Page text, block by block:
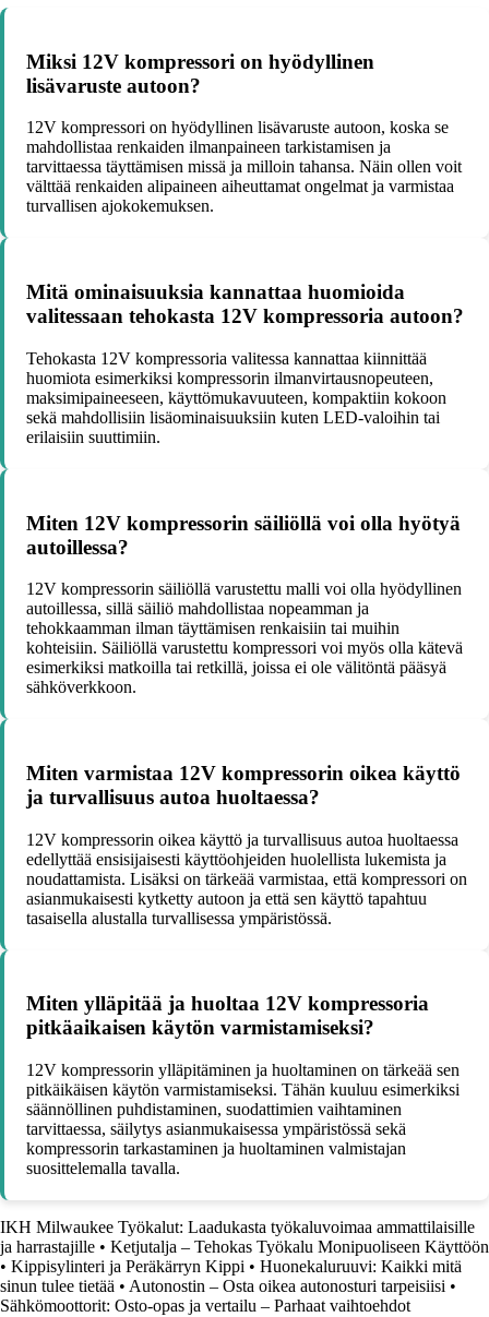
Miksi 12V kompressori on hyödyllinen
lisävaruste autoon?
12V kompressori on hyödyllinen lisävaruste autoon, koska se
mahdollistaa renkaiden ilmanpaineen tarkistamisen ja
tarvittaessa täyttämisen missä ja milloin tahansa. Näin ollen voit
välttää renkaiden alipaineen aiheuttamat ongelmat ja varmistaa
turvallisen ajokokemuksen.
Mitä ominaisuuksia kannattaa huomioida
valitessaan tehokasta 12V kompressoria autoon?
Tehokasta 12V kompressoria valitessa kannattaa kiinnittää
huomiota esimerkiksi kompressorin ilmanvirtausnopeuteen,
maksimipaineeseen, käyttömukavuuteen, kompaktiin kokoon
sekä mahdollisiin lisäominaisuuksiin kuten LED-valoihin tai
erilaisiin suuttimiin.
Miten 12V kompressorin säiliöllä voi olla hyötyä
autoillessa?
12V kompressorin säiliöllä varustettu malli voi olla hyödyllinen
autoillessa, sillä säiliö mahdollistaa nopeamman ja
tehokkaamman ilman täyttämisen renkaisiin tai muihin
kohteisiin. Säiliöllä varustettu kompressori voi myös olla kätevä
esimerkiksi matkoilla tai retkillä, joissa ei ole välitöntä pääsyä
sähköverkkoon.
Miten varmistaa 12V kompressorin oikea käyttö
ja turvallisuus autoa huoltaessa?
12V kompressorin oikea käyttö ja turvallisuus autoa huoltaessa
edellyttää ensisijaisesti käyttöohjeiden huolellista lukemista ja
noudattamista. Lisäksi on tärkeää varmistaa, että kompressori on
asianmukaisesti kytketty autoon ja että sen käyttö tapahtuu
tasaisella alustalla turvallisessa ympäristössä.
Miten ylläpitää ja huoltaa 12V kompressoria
pitkäaikaisen käytön varmistamiseksi?
12V kompressorin ylläpitäminen ja huoltaminen on tärkeää sen
pitkäikäisen käytön varmistamiseksi. Tähän kuuluu esimerkiksi
säännöllinen puhdistaminen, suodattimien vaihtaminen
tarvittaessa, säilytys asianmukaisessa ympäristössä sekä
kompressorin tarkastaminen ja huoltaminen valmistajan
suosittelemalla tavalla.
IKH Milwaukee Työkalut: Laadukasta työkaluvoimaa ammattilaisille
ja harrastajille • Ketjutalja – Tehokas Työkalu Monipuoliseen Käyttöön
• Kippisylinteri ja Peräkärryn Kippi • Huonekaluruuvi: Kaikki mitä
sinun tulee tietää • Autonostin – Osta oikea autonosturi tarpeisiisi •
Sähkömoottorit: Osto-opas ja vertailu – Parhaat vaihtoehdot